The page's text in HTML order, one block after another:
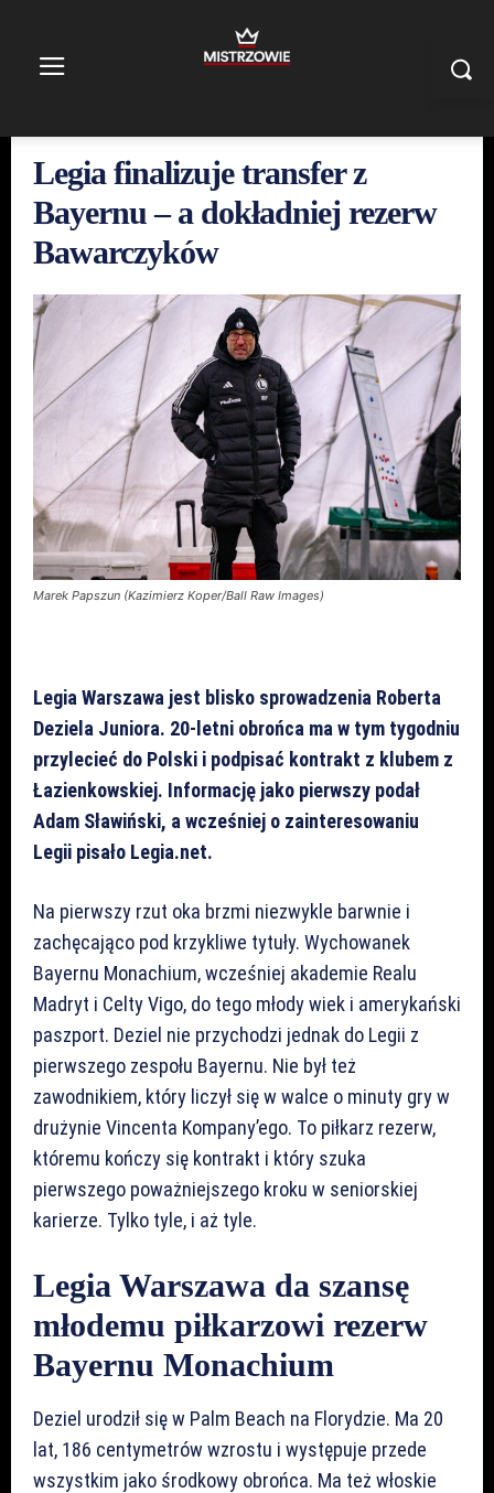
Legia finalizuje transfer z
Bayernu – a dokładniej rezerw
Bawarczyków
Marek Papszun (Kazimierz Koper/Ball Raw Images)
Legia Warszawa jest blisko sprowadzenia Roberta
Deziela Juniora. 20-letni obrońca ma w tym tygodniu
przylecieć do Polski i podpisać kontrakt z klubem z
Łazienkowskiej. Informację jako pierwszy podał
Adam Sławiński, a wcześniej o zainteresowaniu
Legii pisało Legia.net.
Na pierwszy rzut oka brzmi niezwykle barwnie i
zachęcająco pod krzykliwe tytuły. Wychowanek
Bayernu Monachium, wcześniej akademie Realu
Madryt i Celty Vigo, do tego młody wiek i amerykański
paszport. Deziel nie przychodzi jednak do Legii z
pierwszego zespołu Bayernu. Nie był też
zawodnikiem, który liczył się w walce o minuty gry w
drużynie Vincenta Kompany’ego. To piłkarz rezerw,
któremu kończy się kontrakt i który szuka
pierwszego poważniejszego kroku w seniorskiej
karierze. Tylko tyle, i aż tyle.
Legia Warszawa da szansę
młodemu piłkarzowi rezerw
Bayernu Monachium
Deziel urodził się w Palm Beach na Florydzie. Ma 20
lat, 186 centymetrów wzrostu i występuje przede
wszystkim jako środkowy obrońca. Ma też włoskie